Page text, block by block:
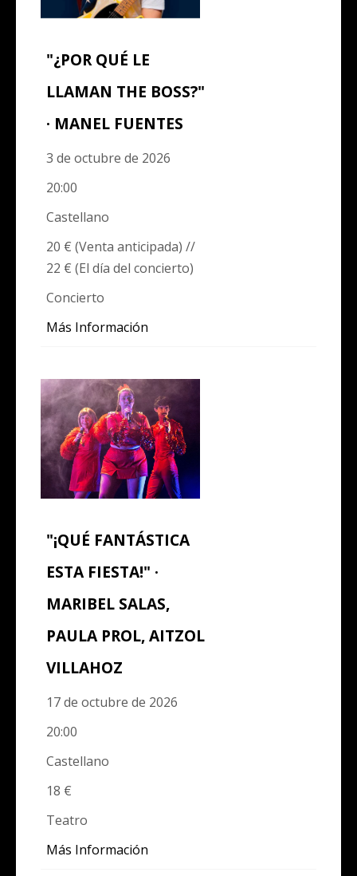
"¿POR QUÉ LE
LLAMAN THE BOSS?"
· MANEL FUENTES
3 de octubre de 2026
20:00
Castellano
20 € (Venta anticipada) //
22 € (El día del concierto)
Concierto
Más Información
"¡QUÉ FANTÁSTICA
ESTA FIESTA!" ·
MARIBEL SALAS,
PAULA PROL, AITZOL
VILLAHOZ
17 de octubre de 2026
20:00
Castellano
18 €
Teatro
Más Información